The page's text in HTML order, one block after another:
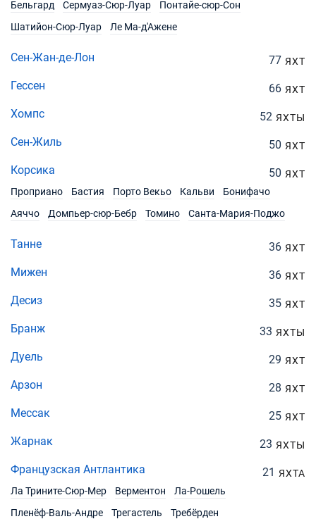
Бельгард Сермуаз-Сюр-Луар
Понтайе-сюр-Сон
Шатийон-Сюр-Луар
Ле Ма-д'Ажене
Сен-Жан-де-Лон 77 ЯХТ
Гессен 66 ЯХТ
Хомпс 52 ЯХТЫ
Сен-Жиль 50 ЯХТ
Корсика 50 ЯХТ
Проприано
Бастия Порто Векьо Кальви
Бонифачо
Аяччо
Домпьер-сюр-Бебр Томино Санта-Мария-Поджо
Танне 36 ЯХТ
Мижен 36 ЯХТ
Десиз 35 ЯХТ
Бранж 33 ЯХТЫ
Дуель 29 ЯХТ
Арзон 28 ЯХТ
Мессак 25 ЯХТ
Жарнак 23 ЯХТЫ
Французская Антлантика 21 ЯХТА
Ла Трините-Сюр-Мер
Верментон
Ла-Рошель
Пленёф-Валь-Андре
Трегастель Требёрден